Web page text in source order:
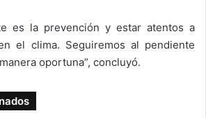
es la prevención y estar atentos a
el clima. Seguiremos al pendiente
oportuna”, concluyó.